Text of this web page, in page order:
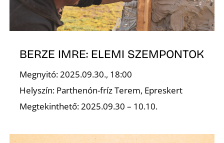
BERZE IMRE: ELEMI SZEMPONTOK
Megnyitó: 2025.09.30., 18:00
Helyszín: Parthenón-fríz Terem, Epreskert
Megtekinthető: 2025.09.30 – 10.10.